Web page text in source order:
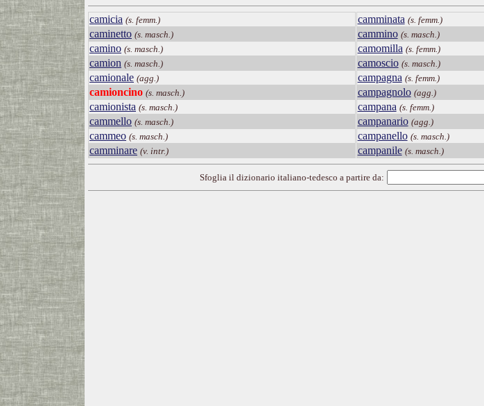
camicia (s. femm.)
caminetto (s. masch.)
camino (s. masch.)
camion (s. masch.)
camionale (agg.)
camioncino (s. masch.)
camionista (s. masch.)
cammello (s. masch.)
cammeo (s. masch.)
camminare (v. intr.)
camminata (s. femm.)
cammino (s. masch.)
camomilla (s. femm.)
camoscio (s. masch.)
campagna (s. femm.)
campagnolo (agg.)
campana (s. femm.)
campanario (agg.)
campanello (s. masch.)
campanile (s. masch.)
Sfoglia il dizionario italiano-tedesco a partire da: